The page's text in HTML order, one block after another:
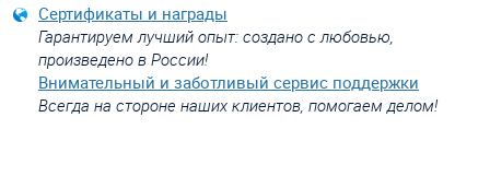
Сертификаты и награды
Гарантируем лучший опыт: создано с любовью,
произведено в России!
Внимательный и заботливый сервис поддержки
Всегда на стороне наших клиентов, помогаем делом!